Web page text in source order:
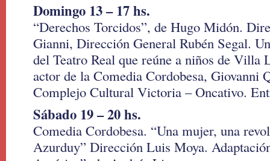
Domingo 13 – 17 hs.
“Derechos Torcidos”, de Hugo Midón.
Gianni, Dirección General Rubén Segal.
del Teatro Real que reúne a niños de Villa
actor de la Comedia Cordobesa, Giovanni
Complejo Cultural Victoria – Oncativo.
Sábado 19 – 20 hs.
Comedia Cordobesa. “Una mujer, una
Azurduy” Dirección Luis Moya.